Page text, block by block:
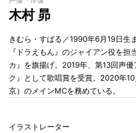
木村 昴
きむら・すばる／1990年6月19日生
『ドラえもん』のジャイアン役を
カ』を旗揚げ。2019年、第13回声
ク』として歌唱賞を受賞。2020年
京）のメインMCを務めている。
イラストレーター